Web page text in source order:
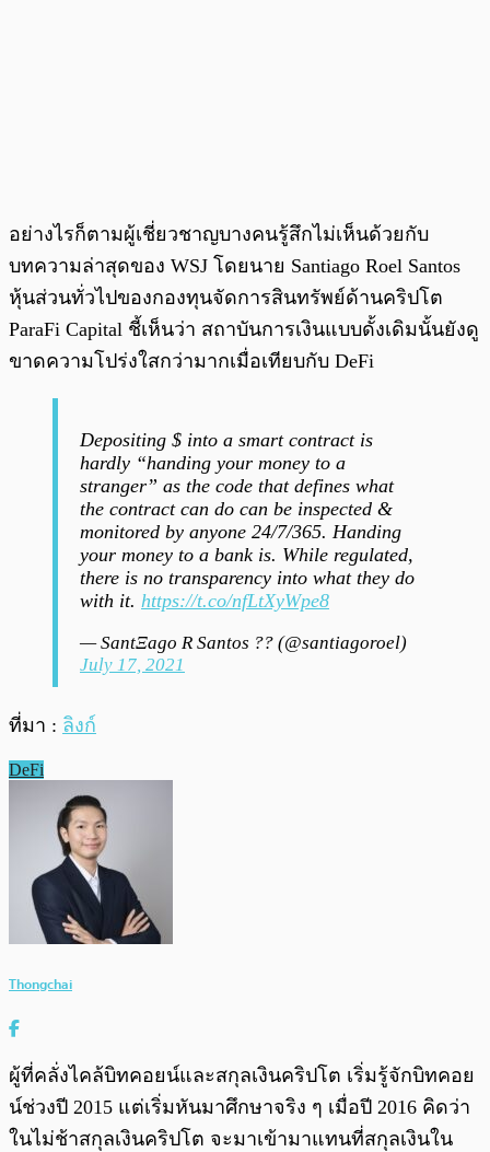
อย่างไรก็ตามผู้เชี่ยวชาญบางคนรู้สึกไม่เห็นด้วยกับ
บทความล่าสุดของ WSJ โดยนาย Santiago Roel Santos
หุ้นส่วนทั่วไปของกองทุนจัดการสินทรัพย์ด้านคริปโต
ParaFi Capital ชี้เห็นว่า สถาบันการเงินแบบดั้งเดิมนั้นยังดู
ขาดความโปร่งใสกว่ามากเมื่อเทียบกับ DeFi
Depositing $ into a smart contract is
hardly “handing your money to a
stranger” as the code that defines what
the contract can do can be inspected &
monitored by anyone 24/7/365. Handing
your money to a bank is. While regulated,
there is no transparency into what they do
with it. https://t.co/nfLtXyWpe8
— SantΞago R Santos ?? (@santiagoroel)
July 17, 2021
ที่มา : ลิงก์
DeFi
Thongchai
ผู้ที่คลั่งไคล้บิทคอยน์และสกุลเงินคริปโต เริ่มรู้จักบิทคอย
น์ช่วงปี 2015 แต่เริ่มหันมาศึกษาจริง ๆ เมื่อปี 2016 คิดว่า
ในไม่ช้าสกุลเงินคริปโต จะมาเข้ามาแทนที่สกุลเงินใน